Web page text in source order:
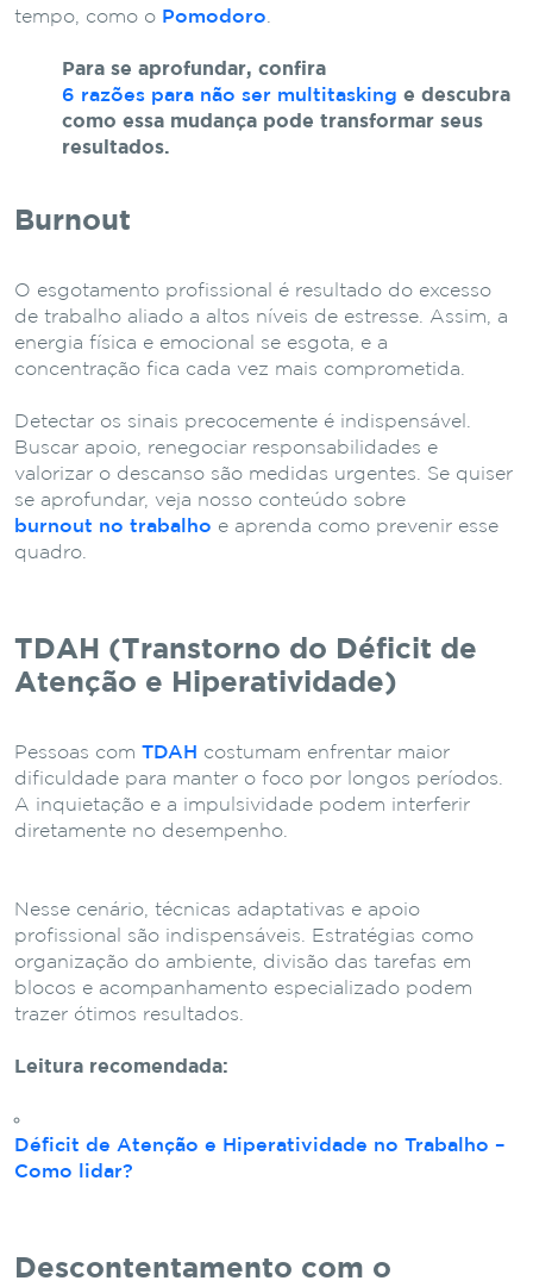
tempo, como o Pomodoro
Para se aprofundar, confira
6 razões para não ser multitasking e descubra
como essa mudança pode transformar seus
resultados.
Burnout
O esgotamento profissional é resultado do excesso
de trabalho aliado a altos níveis de estresse. Assim, a
energia física e emocional se esgota, e a
concentração fica cada vez mais comprometida.
Detectar os sinais precocemente é indispensável.
Buscar apoio, renegociar responsabilidades e
valorizar o descanso são medidas urgentes. Se quiser
se aprofundar, veja nosso conteúdo sobre
burnout no trabalho e aprenda como prevenir esse
quadro.
TDAH (Transtorno do Déficit de
Atenção e Hiperatividade)
Pessoas com TDAH costumam enfrentar maior
dificuldade para manter o foco por longos períodos.
A inquietação e a impulsividade podem interferir
diretamente no desempenho.
Nesse cenário, técnicas adaptativas e apoio
profissional são indispensáveis. Estratégias como
organização do ambiente, divisão das tarefas em
blocos e acompanhamento especializado podem
trazer ótimos resultados.
Leitura recomendada:
Déficit de Atenção e Hiperatividade no Trabalho –
Como lidar?
Descontentamento com o